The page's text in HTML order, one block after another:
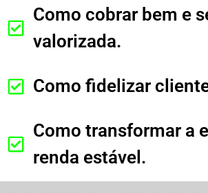
Como cobrar bem e
valorizada.
Como fidelizar
Como transformar a
renda estável.